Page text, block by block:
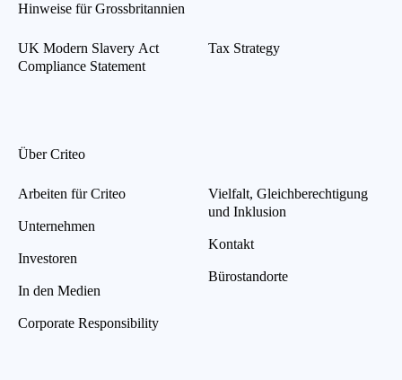
Hinweise für Grossbritannien
UK Modern Slavery Act
Compliance Statement
Tax Strategy
Über Criteo
Arbeiten für Criteo
Unternehmen
Investoren
In den Medien
Corporate Responsibility
Vielfalt, Gleichberechtigung
und Inklusion
Kontakt
Bürostandorte